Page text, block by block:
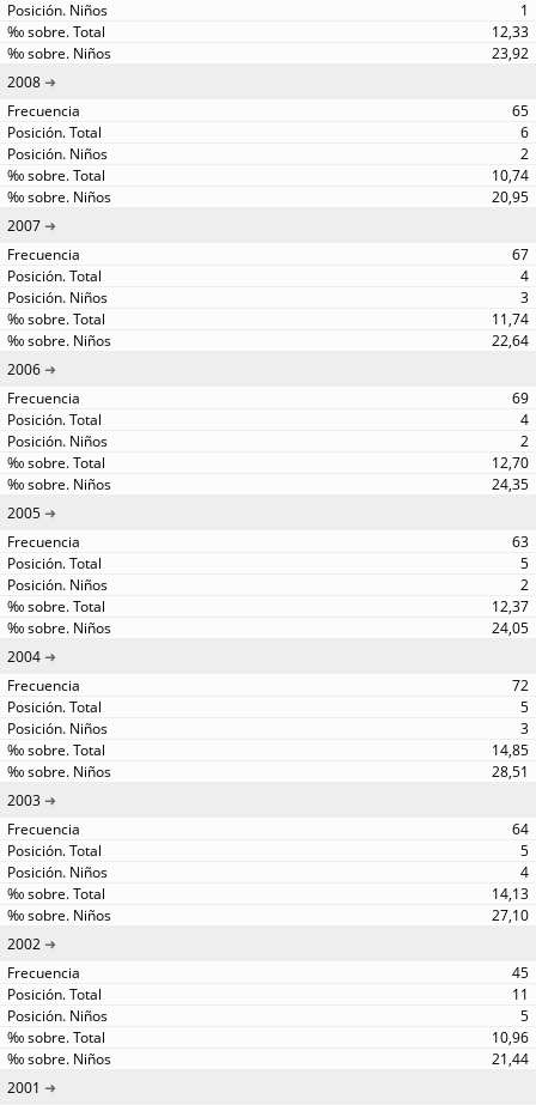
1
12,33
23,92
2008
65
6
2
10,74
20,95
2007
67
4
3
11,74
22,64
2006
69
4
2
12,70
24,35
2005
63
5
2
12,37
24,05
2004
72
5
3
14,85
28,51
2003
64
5
4
14,13
27,10
2002
45
11
5
10,96
21,44
2001